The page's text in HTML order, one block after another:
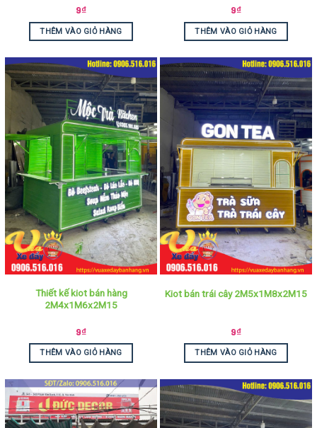
9₫
THÊM VÀO GIỎ HÀNG
9₫
THÊM VÀO GIỎ HÀNG
Thiết kế kiot bán hàng
2M4x1M6x2M15
9₫
THÊM VÀO GIỎ HÀNG
Kiot bán trái cây 2M5x1M8x2M15
9₫
THÊM VÀO GIỎ HÀNG